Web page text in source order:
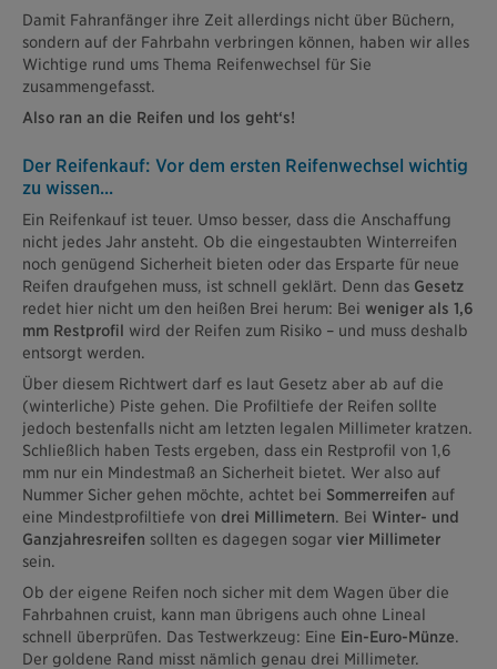
Damit Fahranfänger ihre Zeit allerdings nicht über Büchern,
sondern auf der Fahrbahn verbringen können, haben wir alles
Wichtige rund ums Thema Reifenwechsel für Sie
zusammengefasst.
Also ran an die Reifen und los geht‘s!
Der Reifenkauf: Vor dem ersten Reifenwechsel wichtig
zu wissen...
Ein Reifenkauf ist teuer. Umso besser, dass die Anschaffung
nicht jedes Jahr ansteht. Ob die eingestaubten Winterreifen
noch genügend Sicherheit bieten oder das Ersparte für neue
Reifen draufgehen muss, ist schnell geklärt. Denn das Gesetz
redet hier nicht um den heißen Brei herum: Bei weniger als 1,6
mm Restprofil wird der Reifen zum Risiko – und muss deshalb
entsorgt werden.
Über diesem Richtwert darf es laut Gesetz aber ab auf die
(winterliche) Piste gehen. Die Profiltiefe der Reifen sollte
jedoch bestenfalls nicht am letzten legalen Millimeter kratzen.
Schließlich haben Tests ergeben, dass ein Restprofil von 1,6
mm nur ein Mindestmaß an Sicherheit bietet. Wer also auf
Nummer Sicher gehen möchte, achtet bei Sommerreifen auf
eine Mindestprofiltiefe von drei Millimetern. Bei Winter- und
Ganzjahresreifen sollten es dagegen sogar vier Millimeter
sein.
Ob der eigene Reifen noch sicher mit dem Wagen über die
Fahrbahnen cruist, kann man übrigens auch ohne Lineal
schnell überprüfen. Das Testwerkzeug: Eine Ein-Euro-Münze.
Der goldene Rand misst nämlich genau drei Millimeter.